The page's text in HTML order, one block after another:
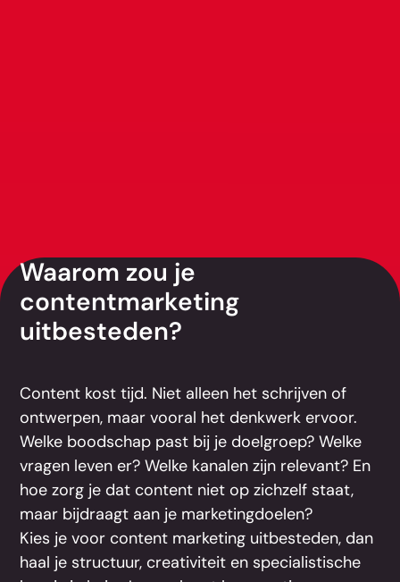
Waarom zou je
contentmarketing
uitbesteden?
Content kost tijd. Niet alleen het schrijven of
ontwerpen, maar vooral het denkwerk ervoor.
Welke boodschap past bij je doelgroep? Welke
vragen leven er? Welke kanalen zijn relevant? En
hoe zorg je dat content niet op zichzelf staat,
maar bijdraagt aan je marketingdoelen?
Kies je voor content marketing uitbesteden, dan
haal je structuur, creativiteit en specialistische